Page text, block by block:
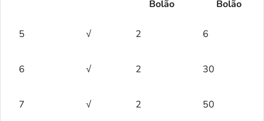
Bolão
Bolão
5 √ 2 6
6 √ 2 30
7 √ 2 50